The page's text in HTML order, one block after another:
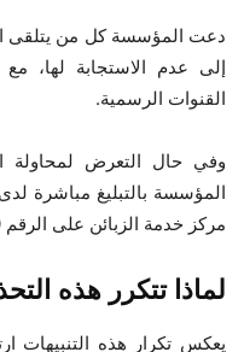
دعت المؤسسة كل من يتلقى
إلى عدم الاستجابة لها، مع
القنوات الرسمية.
وفي حال التعرض لمحاولة
المؤسسة بالتبليغ مباشرة
مركز خدمة الزبائن على الرقم 1530 لاتخاذ الإجراءات اللازمة.
لماذا تتكرر هذه
يعكس تكرار هذه التنبيهات